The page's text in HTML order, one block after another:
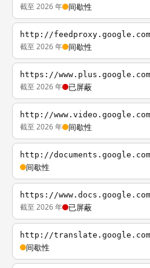
截至 2026 年 间歇性
http://feedproxy.google.com
截至 2026 年 间歇性
https://www.plus.google.com
截至 2026 年 已屏蔽
http://www.video.google.com
截至 2026 年 间歇性
http://documents.google.com
间歇性
https://www.docs.google.com
截至 2026 年 已屏蔽
http://translate.google.com
间歇性